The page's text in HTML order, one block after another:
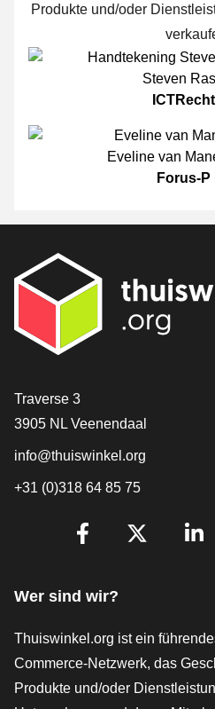
Produkte und/oder
Steven Ras
Eveline van
Forus-P
[_General:Contact]
Traverse 3
3905 NL Veenendaal
info@thuiswinkel.org
+31 (0)318 64 85 75
[_General:SocialMediaTitle]
Wer sind wir?
Thuiswinkel.org ist ein
Commerce-Netzwerk, das
Produkte und/oder